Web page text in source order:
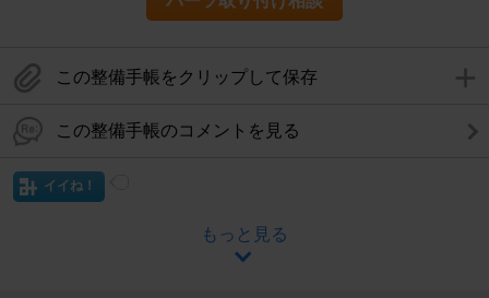
この整備手帳をクリップして保存
この整備手帳のコメントを見る
イイね！
もっと見る